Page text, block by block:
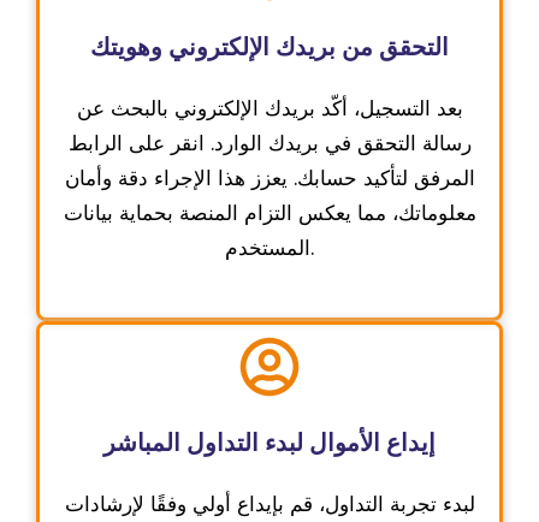
التحقق من بريدك الإلكتروني وهويتك
بعد التسجيل، أكّد بريدك الإلكتروني بالبحث عن
رسالة التحقق في بريدك الوارد. انقر على الرابط
المرفق لتأكيد حسابك. يعزز هذا الإجراء دقة وأمان
معلوماتك، مما يعكس التزام المنصة بحماية بيانات
المستخدم.
إيداع الأموال لبدء التداول المباشر
لبدء تجربة التداول، قم بإيداع أولي وفقًا لإرشادات